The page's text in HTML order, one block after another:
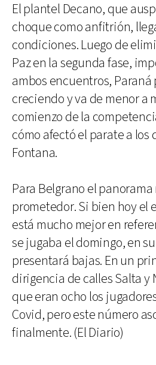
El plantel Decano, que
choque como anfitrión,
condiciones. Luego de
Paz en la segunda fase,
ambos encuentros, Paraná
creciendo y va de menor a
comienzo de la
cómo afectó el parate a los
Fontana.
Para Belgrano el panorama
prometedor. Si bien hoy el
está mucho mejor en
se jugaba el domingo, en
presentará bajas. En un
dirigencia de calles Salta y
que eran ocho los
Covid, pero este número
finalmente. (El Diario)